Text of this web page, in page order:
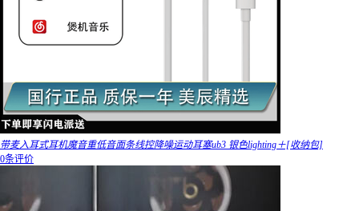
带麦入耳式耳机魔音重低音面条线控降噪运动耳塞ub3 银色lighting＋[收纳包]
0条评价